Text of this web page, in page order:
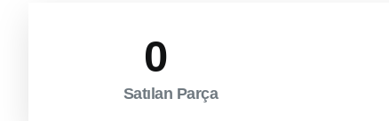
0
Satılan Parça